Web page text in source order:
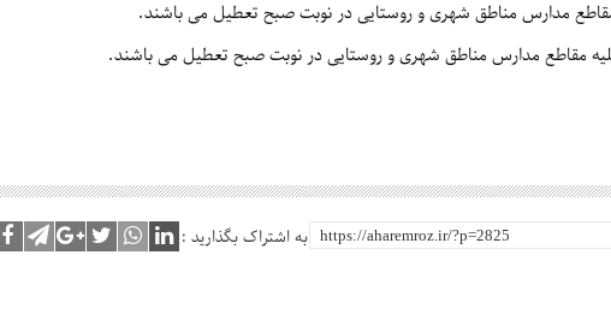
مدارس مناطق شهری و روستایی در نوبت صبح تعطیل می باشند.
مقاطع مدارس مناطق شهری و روستایی در نوبت صبح تعطیل می باشند.
به اشتراک بگذارید :